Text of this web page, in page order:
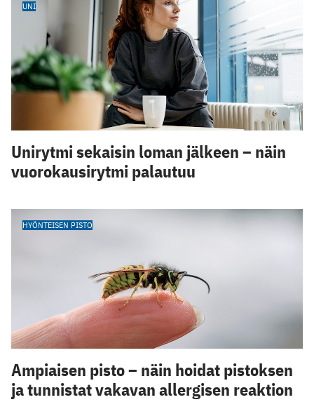
UNI
Unirytmi sekaisin loman jälkeen – näin
vuorokausirytmi palautuu
HYÖNTEISEN PISTO
Ampiaisen pisto – näin hoidat pistoksen
ja tunnistat vakavan allergisen reaktion